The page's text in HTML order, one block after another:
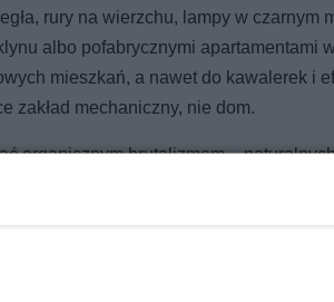
rury na wierzchu, lampy w czarnym
albo pofabrycznymi apartamentami
mieszkań, a nawet do kawalerek i
zakład mechaniczny, nie dom.
organicznym brutalizmem –
w ciepłych odcieniach ochry. Metal –
jako detal, nie dominanta.